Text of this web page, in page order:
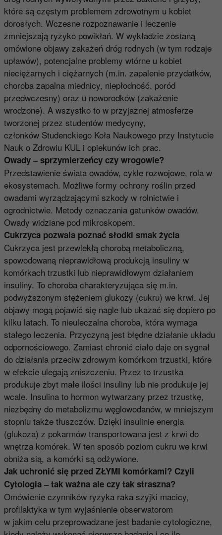
które są częstym problemem zdrowotnym u kobiet
dorosłych. Wczesne rozpoznawanie i leczenie
zmniejszają ryzyko powikłań. W wykładzie zostaną
omówione objawy zakażeń dróg rodnych (w tym rodzaje
upławów), potencjalne problemy wtórne u kobiet
nieciężarnych i ciężarnych (m.in. zapalenie przydatków,
choroba zapalna miednicy, niepłodność, poród
przedwczesny) oraz u noworodków (zakażenie
wrodzone). A wszystko to w przyjaznej atmosferze
tworzonej przez studentów medycyny,
członków Studenckiego Koła Naukowego przy Instytucie
Nauk o Zdrowiu KUL i opiekunów ich prac.
Owady – sprzymierzeńcy czy wrogowie?
Przedstawienie świata owadów, cykle rozwojowe, rola w
ekosystemach. Możliwe formy ochrony roślin przed
owadami wyrządzającymi szkody w rolnictwie i
ogrodnictwie. Metody oznaczania gatunków owadów.
Owady widziane pod mikroskopem.
Cukrzyca pozwala poznać słodki smak życia
Cukrzyca jest przewlekłą chorobą metaboliczną,
spowodowaną nieprawidłową produkcją insuliny w
komórkach trzustki lub nieprawidłowym działaniem
insuliny. To choroba charakteryzująca się m.in.
podwyższonym stężeniem glukozy (cukru) we krwi. Jej
objawy mogą pojawić się nagle lub ukazać się dopiero po
kilku latach. To nieuleczalna choroba, która wymaga
stałego leczenia. Przyczyną jest błędne działanie układu
odpornościowego. Zamiast chronić ciało daje on sygnał
do działania przeciw zdrowym komórkom trzustki, które
w efekcie ulegają zniszczeniu. Przez to trzustka
produkuje zbyt małe ilości insuliny lub nie produkuje jej
wcale. Insulina to hormon wytwarzany przez trzustkę,
niezbędny do metabolizmu węglowodanów, w mniejszym
stopniu także tłuszczów. Dzięki insulinie energia
(glukoza) z pokarmów transportowana jest z krwi do
wnętrza komórek. W ten sposób poziom cukru we krwi
obniża sią, a komórki są odżywione.
Jak uchronić się przed ZŁYMI komórkami? Czyli
Cytologia – tak ważna ale czy tak straszna?
Omówienie czynników ryzyka raka szyjki macicy,
profilaktyka w tym wyjaśnienie obserwatorom
w jakim celu przeprowadzane jest badanie cytologiczne,